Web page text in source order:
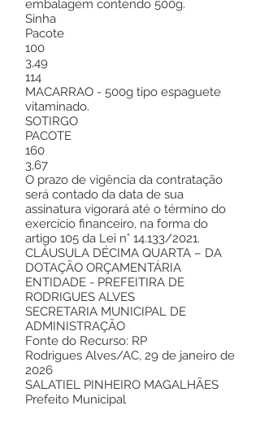
embalagem contendo 500g.
Sinha
Pacote
100
3,49
114
MACARRAO - 500g tipo espaguete
vitaminado.
SOTIRGO
PACOTE
160
3,67
O prazo de vigência da contratação
será contado da data de sua
assinatura vigorará até o término do
exercício financeiro, na forma do
artigo 105 da Lei n° 14.133/2021.
CLÁUSULA DÉCIMA QUARTA – DA
DOTAÇÃO ORÇAMENTÁRIA
ENTIDADE - PREFEITIRA DE
RODRIGUES ALVES
SECRETARIA MUNICIPAL DE
ADMINISTRAÇÃO
Fonte do Recurso: RP
Rodrigues Alves/AC, 29 de janeiro de
2026
SALATIEL PINHEIRO MAGALHÃES
Prefeito Municipal